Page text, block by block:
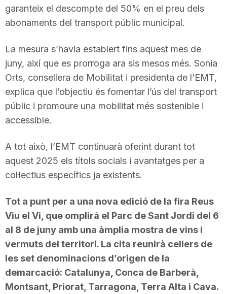
garanteix el descompte del 50% en el preu dels
abonaments del transport públic municipal.
La mesura s’havia establert fins aquest mes de
juny, així que es prorroga ara sis mesos més. Sonia
Orts, consellera de Mobilitat i presidenta de l’EMT,
explica que l’objectiu és fomentar l’ús del transport
públic i promoure una mobilitat més sostenible i
accessible.
A tot això, l’EMT continuarà oferint durant tot
aquest 2025 els títols socials i avantatges per a
col·lectius específics ja existents.
Tot a punt per a una nova edició de la fira Reus
Viu el Vi, que omplirà el Parc de Sant Jordi del 6
al 8 de juny amb una àmplia mostra de vins i
vermuts del territori. La cita reunirà cellers de
les set denominacions d’origen de la
demarcació: Catalunya, Conca de Barberà,
Montsant, Priorat, Tarragona, Terra Alta i Cava.